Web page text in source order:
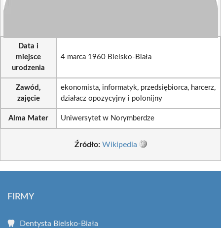
Data i
miejsce
urodzenia
4 marca 1960 Bielsko-Biała
Zawód,
zajęcie
ekonomista, informatyk, przedsiębiorca, harcerz,
działacz opozycyjny i polonijny
Alma Mater Uniwersytet w Norymberdze
Źródło: Wikipedia
FIRMY
Dentysta Bielsko-Biała